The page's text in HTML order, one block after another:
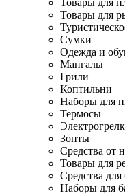
Товары для
Товары для
Сумки
Одежда и
Мангалы
Грили
Коптильни
Наборы для
Термосы
Зонты
Средства от
Товары для
Средства для
Наборы для